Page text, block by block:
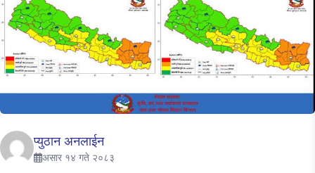
प्युठान अनलाईन
असार १४ गते २०८३